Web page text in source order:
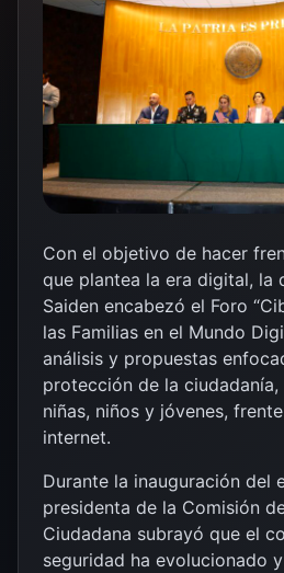
Con el objetivo de hacer
que plantea la era digital, la
Saiden encabezó el Foro
las Familias en el Mundo
análisis y propuestas
protección de la
niñas, niños y jóvenes,
internet.
Durante la inauguración del
presidenta de la Comisión
Ciudadana subrayó que el
seguridad ha evolucionado